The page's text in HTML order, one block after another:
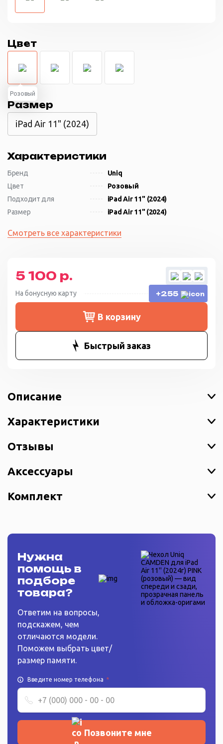
Цвет
Розовый
Размер
iPad Air 11" (2024)
Характеристики
Бренд
Uniq
Цвет
Розовый
Подходит для
iPad Air 11'' (2024)
Размер
iPad Air 11" (2024)
Смотреть все характеристики
5 100 р.
На бонусную карту +255
В корзину
Быстрый заказ
Описание
Характеристики
Отзывы
Аксессуары
Комплект
Нужна
помощь в
подборе
товара?
Ответим на вопросы,
подскажем, чем
отличаются модели.
Поможем выбрать цвет/
размер памяти.
Введите номер телефона *
Позвоните мне